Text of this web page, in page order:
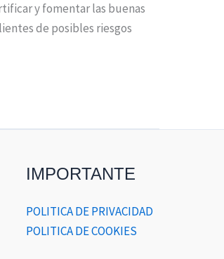
y fomentar las buenas
de posibles riesgos
IMPORTANTE
POLITICA DE PRIVACIDAD
POLITICA DE COOKIES